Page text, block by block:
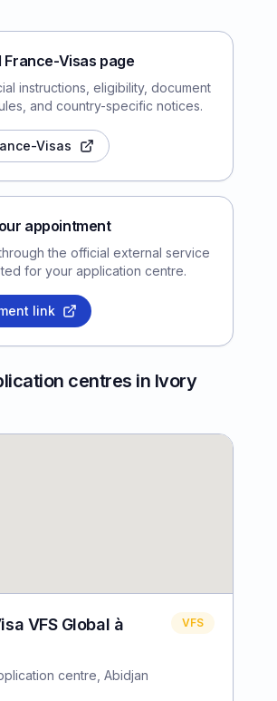
France-Visas page
instructions, eligibility, document
and country-specific notices.
Visas
appointment
the official external service
for your application centre.
link
centres in Ivory
VFS Global à
centre, Abidjan
VFS